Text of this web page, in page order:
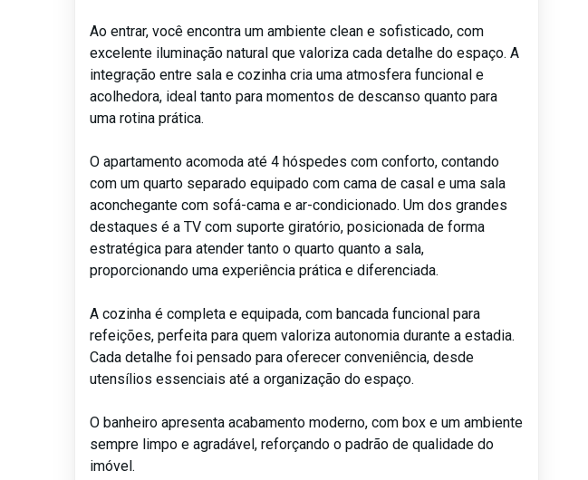
Ao entrar, você encontra um ambiente clean e sofisticado, com
excelente iluminação natural que valoriza cada detalhe do espaço. A
integração entre sala e cozinha cria uma atmosfera funcional e
acolhedora, ideal tanto para momentos de descanso quanto para
uma rotina prática.
O apartamento acomoda até 4 hóspedes com conforto, contando
com um quarto separado equipado com cama de casal e uma sala
aconchegante com sofá-cama e ar-condicionado. Um dos grandes
destaques é a TV com suporte giratório, posicionada de forma
estratégica para atender tanto o quarto quanto a sala,
proporcionando uma experiência prática e diferenciada.
A cozinha é completa e equipada, com bancada funcional para
refeições, perfeita para quem valoriza autonomia durante a estadia.
Cada detalhe foi pensado para oferecer conveniência, desde
utensílios essenciais até a organização do espaço.
O banheiro apresenta acabamento moderno, com box e um ambiente
sempre limpo e agradável, reforçando o padrão de qualidade do
imóvel.